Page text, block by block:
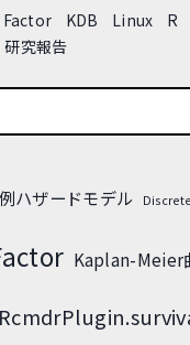
KDB Linux R
研究報告
ハザードモデル
Kaplan-Meier